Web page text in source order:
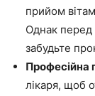
прийом
Однак перед
забудьте
Професійна
лікаря, щоб